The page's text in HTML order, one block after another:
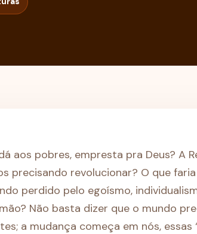
aos pobres, empresta pra Deus? A
precisando revolucionar? O que
perdido pelo egoísmo,
Não basta dizer que o mundo
a mudança começa em nós,